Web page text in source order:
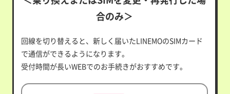
合のみ＞
回線を切り替えると、新しく届いたLINEMOのSIMカード
で通信ができるようになります。
受付時間が長いWEBでのお手続きがおすすめです。